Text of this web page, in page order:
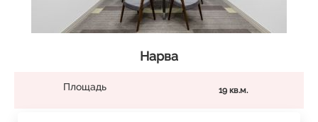
Нарва
Площадь 19 кв.м.